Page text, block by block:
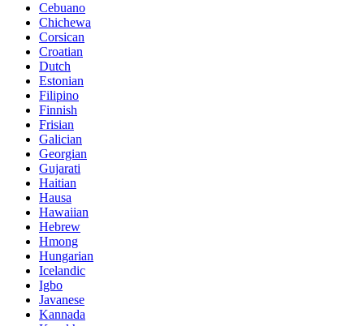
Cebuano
Chichewa
Corsican
Croatian
Dutch
Estonian
Filipino
Finnish
Frisian
Galician
Georgian
Gujarati
Haitian
Hausa
Hawaiian
Hebrew
Hmong
Hungarian
Icelandic
Igbo
Javanese
Kannada